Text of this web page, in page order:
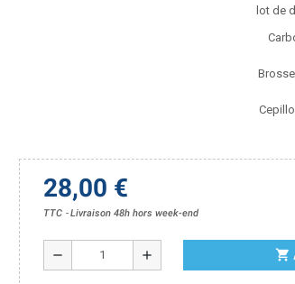
lot de
28,00 €
TTC Livraison 48h hors week-end
remove add shopping_cart